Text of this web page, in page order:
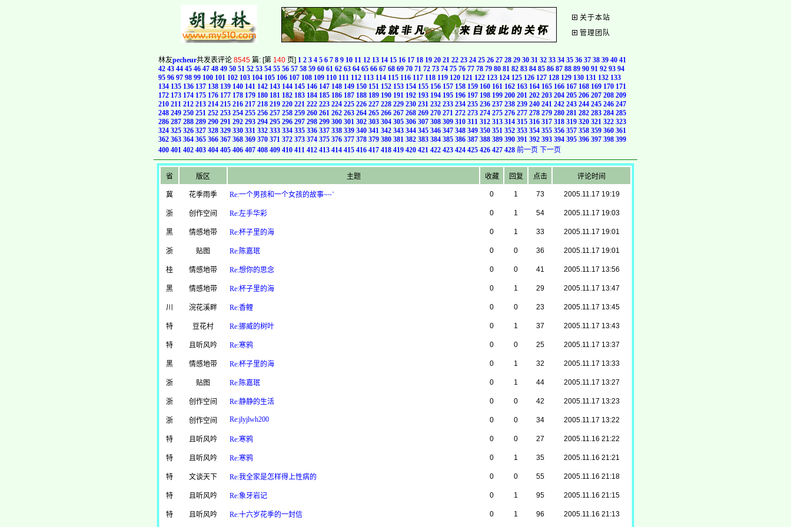
关于本站
管理团队
林友pecheur共发表评论 8545 篇: [第 140 页] 1 2 3 4 5 6 7 8 9 10 11 12 13 14 15 16 17 18 19 20 21 22 23 24 25 26 27 28 29 30 31 32 33 34 35 36 37 38 39 40 41
42 43 44 45 46 47 48 49 50 51 52 53 54 55 56 57 58 59 60 61 62 63 64 65 66 67 68 69 70 71 72 73 74 75 76 77 78 79 80 81 82 83 84 85 86 87 88 89 90 91 92 93 94
95 96 97 98 99 100 101 102 103 104 105 106 107 108 109 110 111 112 113 114 115 116 117 118 119 120 121 122 123 124 125 126 127 128 129 130 131 132 133
134 135 136 137 138 139 140 141 142 143 144 145 146 147 148 149 150 151 152 153 154 155 156 157 158 159 160 161 162 163 164 165 166 167 168 169 170 171
172 173 174 175 176 177 178 179 180 181 182 183 184 185 186 187 188 189 190 191 192 193 194 195 196 197 198 199 200 201 202 203 204 205 206 207 208 209
210 211 212 213 214 215 216 217 218 219 220 221 222 223 224 225 226 227 228 229 230 231 232 233 234 235 236 237 238 239 240 241 242 243 244 245 246 247
248 249 250 251 252 253 254 255 256 257 258 259 260 261 262 263 264 265 266 267 268 269 270 271 272 273 274 275 276 277 278 279 280 281 282 283 284 285
286 287 288 289 290 291 292 293 294 295 296 297 298 299 300 301 302 303 304 305 306 307 308 309 310 311 312 313 314 315 316 317 318 319 320 321 322 323
324 325 326 327 328 329 330 331 332 333 334 335 336 337 338 339 340 341 342 343 344 345 346 347 348 349 350 351 352 353 354 355 356 357 358 359 360 361
362 363 364 365 366 367 368 369 370 371 372 373 374 375 376 377 378 379 380 381 382 383 384 385 386 387 388 389 390 391 392 393 394 395 396 397 398 399
400 401 402 403 404 405 406 407 408 409 410 411 412 413 414 415 416 417 418 419 420 421 422 423 424 425 426 427 428 前一页 下一页
省 版区 主题 收藏 回复 点击 评论时间
冀 花季雨季 Re:一个男孩和一个女孩的故事~~` 0 1 73 2005.11.17 19:19
浙 创作空间 Re:左手华彩 0 1 54 2005.11.17 19:03
黑 情感地带 Re:杯子里的海 0 1 33 2005.11.17 19:01
浙 贴图 Re:陈嘉珉 0 0 36 2005.11.17 19:01
桂 情感地带 Re:想你的思念 0 0 41 2005.11.17 13:56
黑 情感地带 Re:杯子里的海 0 1 29 2005.11.17 13:47
川 浣花溪畔 Re:香鲤 0 0 23 2005.11.17 13:45
特 豆花村 Re:挪威的树叶 0 1 37 2005.11.17 13:43
特 且听风吟 Re:寒鸦 0 0 25 2005.11.17 13:37
黑 情感地带 Re:杯子里的海 0 1 32 2005.11.17 13:33
浙 贴图 Re:陈嘉珉 0 1 44 2005.11.17 13:27
浙 创作空间 Re:静静的生活 0 0 42 2005.11.17 13:23
浙 创作空间 Re:jlyjlwh200 0 0 34 2005.11.17 13:22
特 且听风吟 Re:寒鸦 0 0 27 2005.11.16 21:22
特 且听风吟 Re:寒鸦 0 1 35 2005.11.16 21:21
特 文谈天下 Re:我全家是怎样得上性病的 0 0 55 2005.11.16 21:18
特 且听风吟 Re:象牙岩记 0 1 95 2005.11.16 21:15
特 且听风吟 Re:十六岁花季的一封信 0 1 96 2005.11.16 21:13